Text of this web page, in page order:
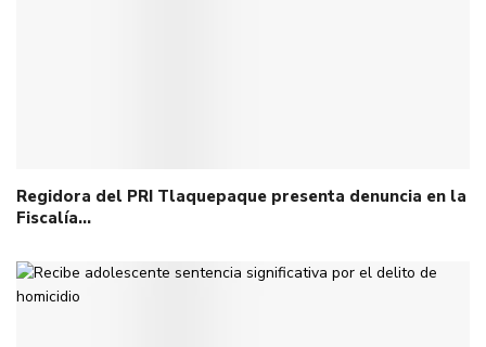
Regidora del PRI Tlaquepaque presenta denuncia en la
Fiscalía…